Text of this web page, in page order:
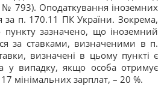
793). Оподаткування іноземних
за п. 170.11 ПК України. Зокрема,
зазначено, що іноземний
за ставками, визначеними в п.
визначені в цьому пункті є
у випадку, якщо особа отримує
мінімальних зарплат, – 20 %.